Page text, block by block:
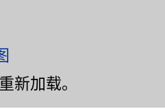
新加载。